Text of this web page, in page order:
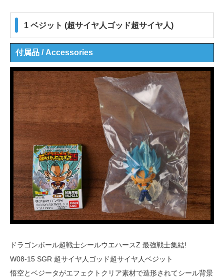
1 ベジット (超サイヤ人ゴッド超サイヤ人)
付属品 / Accessories
ドラゴンボール超戦士シールウエハースZ 最強戦士集結!
W08-15 SGR 超サイヤ人ゴッド超サイヤ人ベジット
悟空とベジータがエフェクトクリア素材で造形されてシール背景